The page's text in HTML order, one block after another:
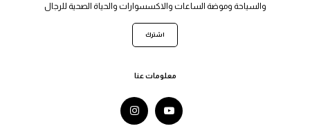
والسياحة وموضة الساعات والاكسسوارات والحياة الصحية للرجال
اشترك
معلومات عنا